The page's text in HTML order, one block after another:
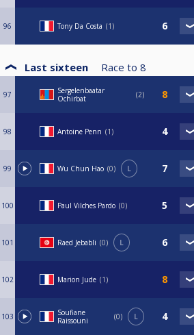
96 Tony Da Costa 1
Last sixteen Race to 8
97
Sergelenbaatar
Ochirbat
2
98 Antoine Penn 1
99 Wu Chun Hao 0 L
100 Paul Vilches Pardo 0
101 Raed Jebabli 0 L
102 Marion Jude 1
103
Soufiane
Raissouni
0 L